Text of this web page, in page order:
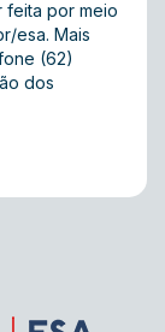
feita por meio
esa. Mais
(62)
dos